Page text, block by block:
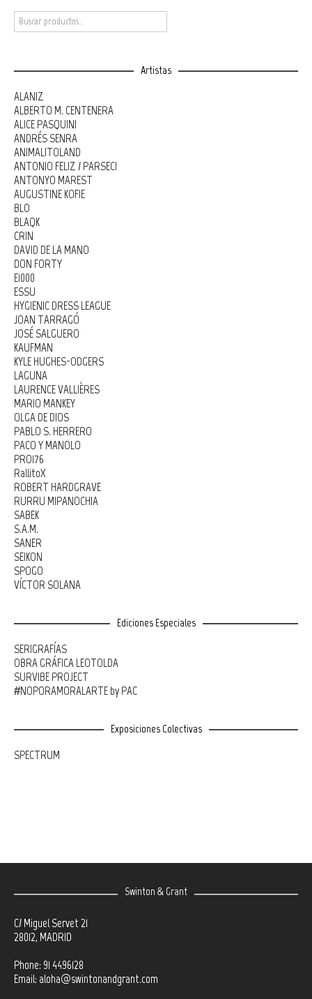
Artistas
ALANIZ
ALBERTO M. CENTENERA
ALICE PASQUINI
ANDRÉS SENRA
ANIMALITOLAND
ANTONIO FELIZ / PARSEC!
ANTONYO MAREST
AUGUSTINE KOFIE
BLO
BLAQK
CRIN
DAVID DE LA MANO
DON FORTY
E1000
ESSU
HYGIENIC DRESS LEAGUE
JOAN TARRAGÓ
JOSÉ SALGUERO
KAUFMAN
KYLE HUGHES-ODGERS
LAGUNA
LAURENCE VALLIÈRES
MARIO MANKEY
OLGA DE DIOS
PABLO S. HERRERO
PACO Y MANOLO
PRO176
RallitoX
ROBERT HARDGRAVE
RURRU MIPANOCHIA
SABEK
S.A.M.
SANER
SEIKON
SPOGO
VÍCTOR SOLANA
Ediciones Especiales
SERIGRAFÍAS
OBRA GRÁFICA LEOTOLDA
SURVIBE PROJECT
#NOPORAMORALARTE by PAC
Exposiciones Colectivas
SPECTRUM
Swinton & Grant
C/ Miguel Servet 21
28012, MADRID
Phone: 91 4496128
Email: aloha@swintonandgrant.com